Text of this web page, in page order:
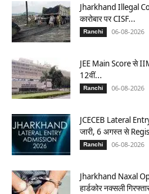
Jharkhand Illegal
कारोबार पर CISF...
Ranchi 06-08-2026
JEE Main Score से
12वीं...
Ranchi 06-08-2026
JCECEB Lateral
जारी, 6 अगस्त से
Ranchi 06-08-2026
Jharkhand Naxal
हार्डकोर नक्सली